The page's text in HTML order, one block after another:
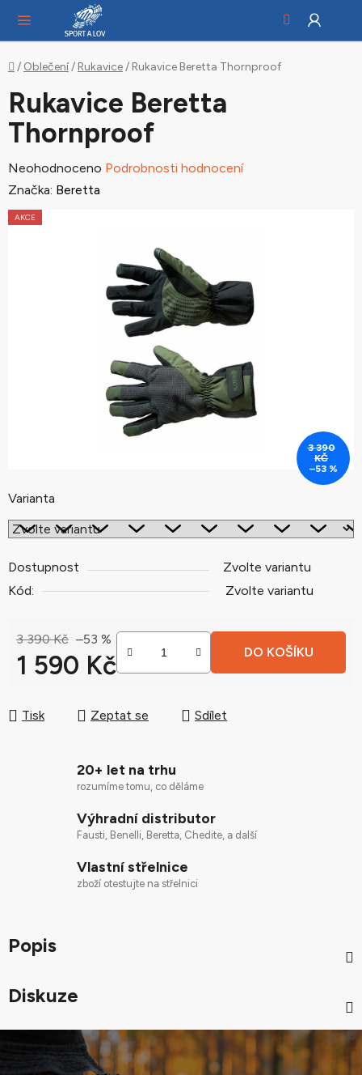
obsah
Domů
/ Oblečení/ Rukavice/ Rukavice Beretta Thornproof
Varianta
Dostupnost
Zvolte variantu
Kód:
Zvolte variantu
3 390 Kč –53 %
1 590 Kč DO KOŠÍKU
Tisk Zeptat se Sdílet
Rukavice Beretta
Thornproof
Průměrné
hodnocení
produktu
Neohodnoceno Podrobnosti hodnocení
Značka: Beretta
AKCE
3 390
KČ
–53 %
20+ let na trhu
rozumíme tomu, co děláme
Výhradní distributor
Fausti, Benelli, Beretta, Chedite, a další
Vlastní střelnice
zboží otestujte na střelnici
Popis
Diskuze